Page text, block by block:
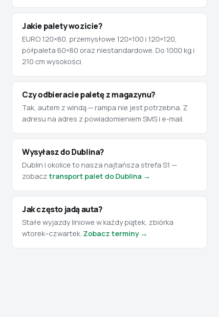
Jakie palety wozicie?
EURO 120×80, przemysłowe 120×100 i 120×120,
półpaleta 60×80 oraz niestandardowe. Do 1000 kg i
210 cm wysokości.
Czy odbieracie paletę z magazynu?
Tak, autem z windą — rampa nie jest potrzebna. Z
adresu na adres z powiadomieniem SMS i e-mail.
Wysyłasz do Dublina?
Dublin i okolice to nasza najtańsza strefa S1 —
zobacz transport palet do Dublina →
Jak często jadą auta?
Stałe wyjazdy liniowe w każdy piątek, zbiórka
wtorek–czwartek. Zobacz terminy →